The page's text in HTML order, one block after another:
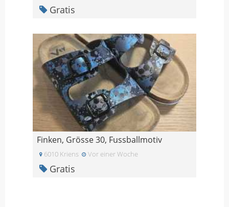
Gratis
Finken, Grösse 30, Fussballmotiv
6010 Kriens Vor einer Woche
Gratis